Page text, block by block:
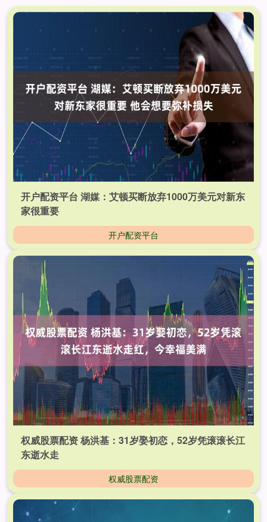
开户配资平台 湖媒：艾顿买断放弃1000万美元对新东
家很重要
开户配资平台
权威股票配资 杨洪基：31岁娶初恋，52岁凭滚滚长江
东逝水走
权威股票配资